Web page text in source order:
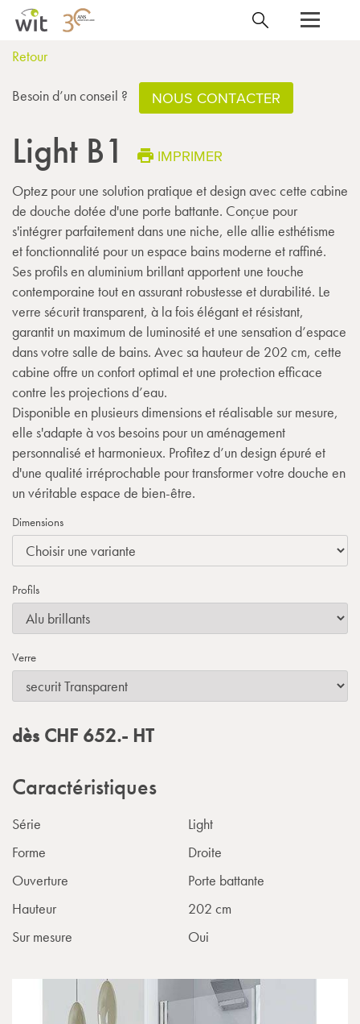
Retour
Besoin d’un conseil ? NOUS CONTACTER
Light B1 IMPRIMER
Optez pour une solution pratique et design avec cette cabine
de douche dotée d'une porte battante. Conçue pour
s'intégrer parfaitement dans une niche, elle allie esthétisme
et fonctionnalité pour un espace bains moderne et raffiné.
Ses profils en aluminium brillant apportent une touche
contemporaine tout en assurant robustesse et durabilité. Le
verre sécurit transparent, à la fois élégant et résistant,
garantit un maximum de luminosité et une sensation d’espace
dans votre salle de bains. Avec sa hauteur de 202 cm, cette
cabine offre un confort optimal et une protection efficace
contre les projections d’eau.
Disponible en plusieurs dimensions et réalisable sur mesure,
elle s'adapte à vos besoins pour un aménagement
personnalisé et harmonieux. Profitez d’un design épuré et
d'une qualité irréprochable pour transformer votre douche en
un véritable espace de bien-être.
Dimensions
Profils
Verre
dès CHF 652.- HT
Caractéristiques
Série
Light
Forme
Droite
Ouverture
Porte battante
Hauteur
202 cm
Sur mesure
Oui